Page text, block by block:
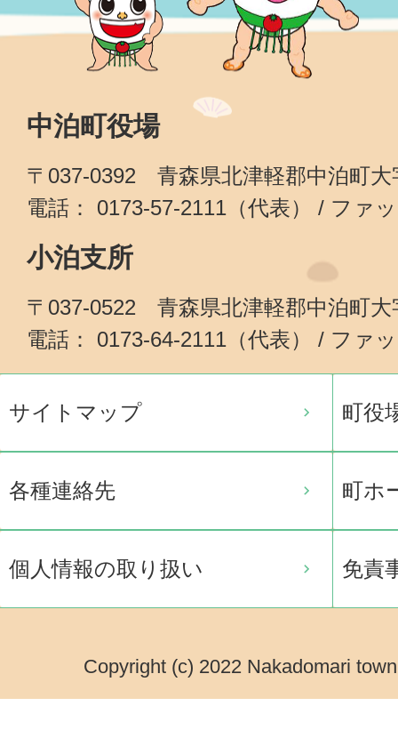
中泊町役場
〒037-0392 青森県北津軽郡中泊町大
電話： 0173-57-2111（代表） / ファ
小泊支所
〒037-0522 青森県北津軽郡中泊町大
電話： 0173-64-2111（代表） / ファ
サイトマップ 町役
各種連絡先 町ホ
個人情報の取り扱い 免責
Copyright (c) 2022 Nakadomari